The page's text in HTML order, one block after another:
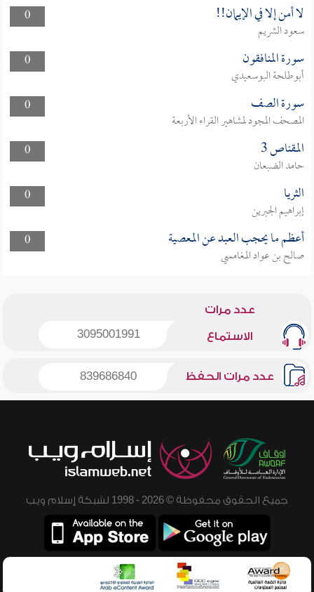
0
لا أمن إلا في الإيمان!!
سعود الشريم
0
سورة المنافقون
أبوطلحة البوسعيدي
0
سورة الصف
المصحف المجود لمشاهير القراء الأربعة
0
المقناص 3
حامد الضبعان
0
الثريا
إبراهيم الجبرين
0
أعظم ما يحجب العبد عن المعصية
صالح بن عواد المغامسي
عدد مرات
الاستماع 3095001991
عدد مرات الحفظ 839686840
جميع الحقوق محفوظة © 2026 - 1998 لشبكة إسلام ويب